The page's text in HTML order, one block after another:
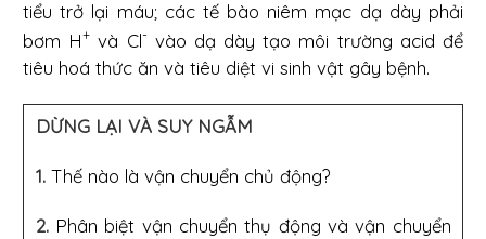
tiểu trở lại máu; các tế bào niêm mạc dạ dày phải
bơm H+ và Cl- vào dạ dày tạo môi trường acid để
tiêu hoá thức ăn và tiêu diệt vi sinh vật gây bệnh.
DỪNG LẠI VÀ SUY NGẪM
1. Thế nào là vận chuyển chủ động?
2. Phân biệt vận chuyển thụ động và vận chuyển